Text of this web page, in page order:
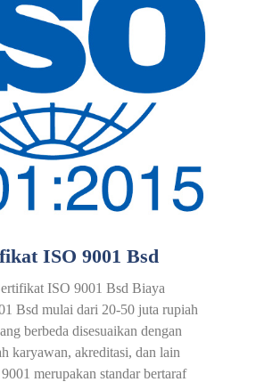
ISO 9001 Bsd
ISO 9001 Bsd Biaya
Bsd mulai dari 20-50 juta rupiah
berbeda disesuaikan dengan
karyawan, akreditasi, dan lain
merupakan standar bertaraf